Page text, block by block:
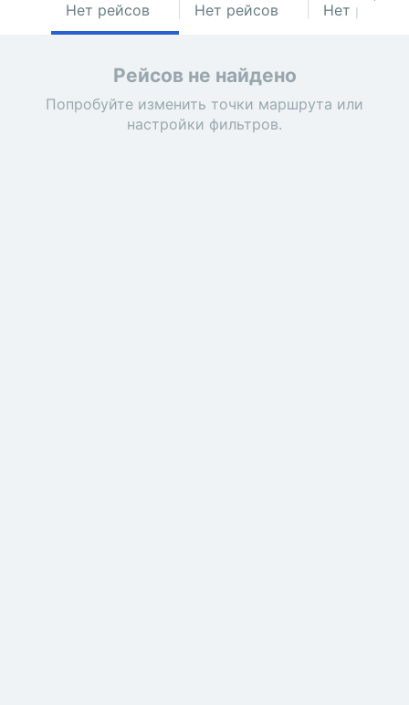
Нет рейсов Нет рейсов Нет рейсов
Рейсов не найдено
Попробуйте изменить точки маршрута или
настройки фильтров.